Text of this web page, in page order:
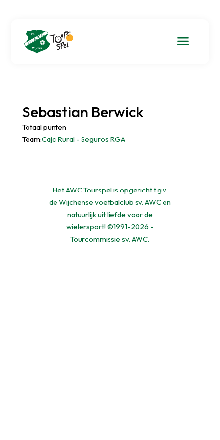
a
Sebastian Berwick
Totaal punten
Team:Caja Rural - Seguros RGA
Het AWC Tourspel is opgericht t.g.v.
de Wijchense voetbalclub sv. AWC en
natuurlijk uit liefde voor de
wielersport! ©1991-2026 -
Tourcommissie sv. AWC.